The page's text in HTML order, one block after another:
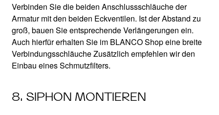
Verbinden Sie die beiden Anschlussschläuche der
Armatur mit den beiden Eckventilen. Ist der Abstand zu
groß, bauen Sie entsprechende Verlängerungen ein.
Auch hierfür erhalten Sie im BLANCO Shop eine breite
Verbindungsschläuche Zusätzlich empfehlen wir den
Einbau eines Schmutzfilters.
8. SIPHON MONTIEREN